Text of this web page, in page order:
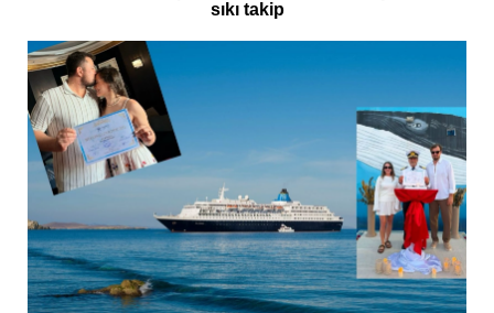
sıkı takip